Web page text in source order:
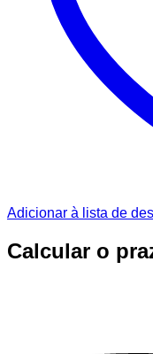
Adicionar à lista de
Calcular o